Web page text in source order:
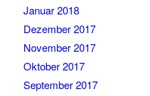
Januar 2018
Dezember 2017
November 2017
Oktober 2017
September 2017